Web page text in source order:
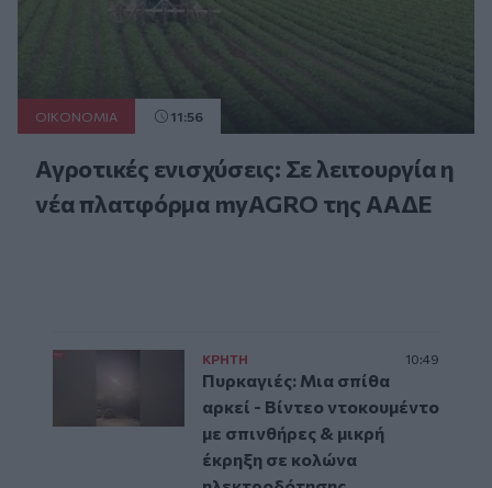
ΟΙΚΟΝΟΜΙΑ 11:56
Αγροτικές ενισχύσεις: Σε λειτουργία η
νέα πλατφόρμα myAGRO της ΑΑΔΕ
ΚΡΗΤΗ 10:49
Πυρκαγιές: Μια σπίθα
αρκεί - Βίντεο ντοκουμέντο
με σπινθήρες & μικρή
έκρηξη σε κολώνα